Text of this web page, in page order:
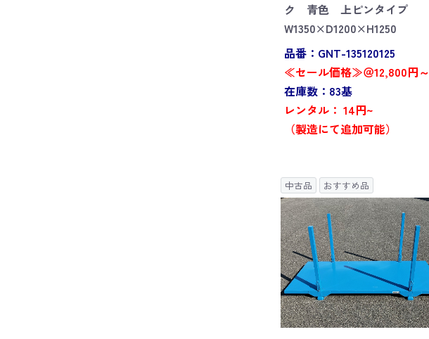
ク 青色 上ピンタイプ
W1350×D1200×H1250
品番：GNT-135120125
≪セール価格≫＠12,800円～
在庫数：83基
レンタル： 14円~
（製造にて追加可能）
中古品 おすすめ品